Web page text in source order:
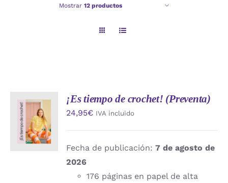
Mostrar 12 productos
AÑADIR
AL
CARRITO
/
DETALLES
¡Es tiempo de crochet! (Preventa)
24,95€ IVA incluido
Fecha de publicación:7 de agosto de
2026
176 páginas en papel de alta